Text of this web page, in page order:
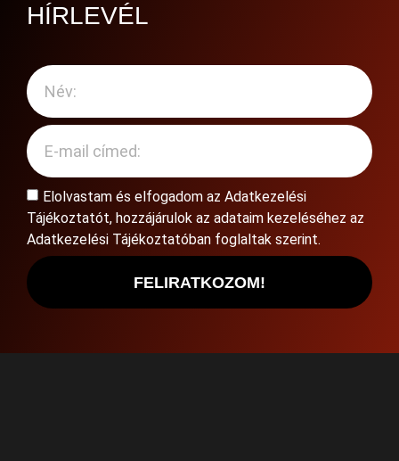
HÍRLEVÉL
Elolvastam és elfogadom az Adatkezelési
Tájékoztatót, hozzájárulok az adataim kezeléséhez az
Adatkezelési Tájékoztatóban foglaltak szerint.
FELIRATKOZOM!